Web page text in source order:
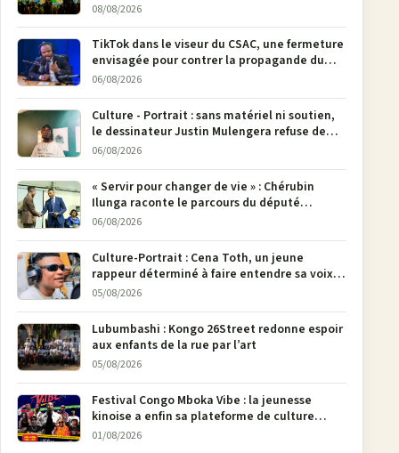
08/08/2026
TikTok dans le viseur du CSAC, une fermeture
envisagée pour contrer la propagande du
M23
06/08/2026
Culture - Portrait : sans matériel ni soutien,
le dessinateur Justin Mulengera refuse de
poser son crayon
06/08/2026
« Servir pour changer de vie » : Chérubin
Ilunga raconte le parcours du député
national Jethro Muyombi Tshimbu en 137
06/08/2026
Culture-Portrait : Cena Toth, un jeune
rappeur déterminé à faire entendre sa voix à
Bunia
05/08/2026
Lubumbashi : Kongo 26Street redonne espoir
aux enfants de la rue par l’art
05/08/2026
Festival Congo Mboka Vibe : la jeunesse
kinoise a enfin sa plateforme de culture
urbaine
01/08/2026